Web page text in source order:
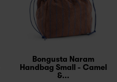
Bongusta Naram
Handbag Small - Camel
&...